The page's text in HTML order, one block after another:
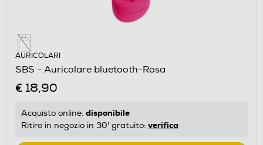
AURICOLARI
SBS - Auricolare bluetooth-Rosa
€ 18,90
Acquisto online: disponibile
Ritiro in negozio in 30' gratuito: verifica